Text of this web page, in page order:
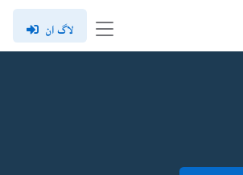
لاگ ان